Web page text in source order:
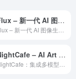
Flux – 新一代 AI 图像生成模型
NightCafe – AI Art Generator